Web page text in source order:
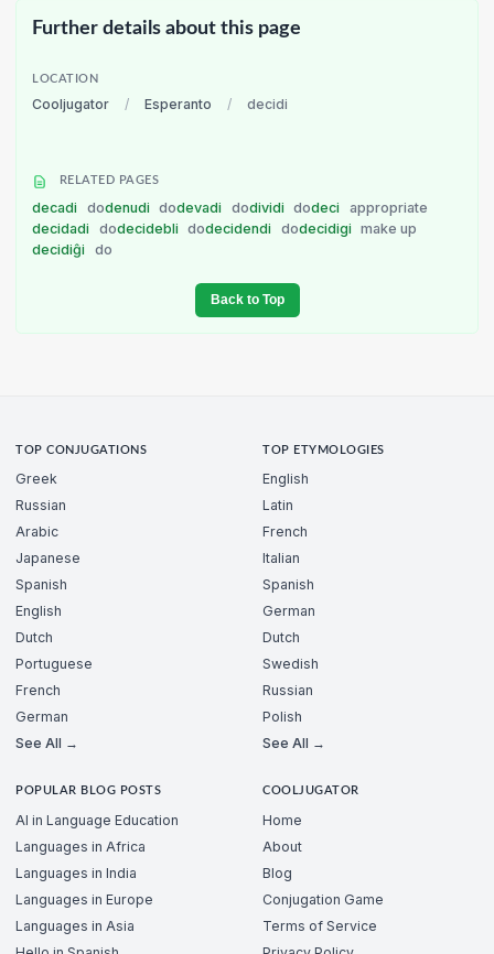
Further details about this page
LOCATION
Cooljugator / Esperanto / decidi
RELATED PAGES
decadi dodenudi dodevadi dodividi dodeci
appropriate
decidadi
dodecidebli dodecidendi dodecidigi
make up
decidiĝi
do
Back to Top
TOP CONJUGATIONS
Greek
Russian
Arabic
Japanese
Spanish
English
Dutch
Portuguese
French
German
See All →
TOP ETYMOLOGIES
English
Latin
French
Italian
Spanish
German
Dutch
Swedish
Russian
Polish
See All →
POPULAR BLOG POSTS
AI in Language Education
Languages in Africa
Languages in India
Languages in Europe
Languages in Asia
COOLJUGATOR
Home
About
Blog
Conjugation Game
Terms of Service